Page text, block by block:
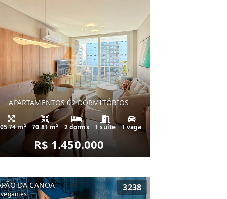
APARTAMENTOS 02 DORMITÓRIOS
m² 70.81 m² 2 dorms 1 suíte 1 vaga
R$ 1.450.000
DA CANOA 3238